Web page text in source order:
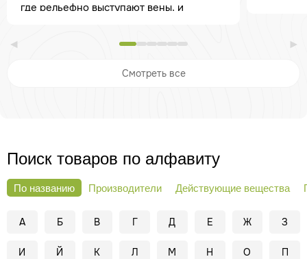
где рельефно выступают вены, и
Смотреть все
Поиск товаров по алфавиту
По названию Производители Действующие вещества
А Б В Г Д Е Ж З
И Й К Л М Н О П